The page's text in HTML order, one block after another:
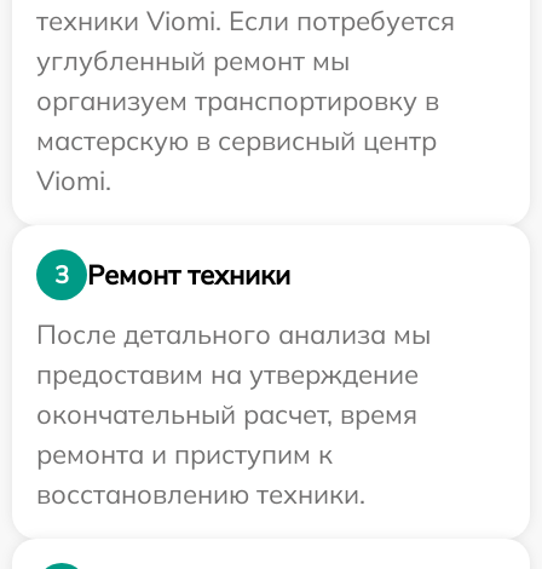
техники Viomi. Если потребуется
углубленный ремонт мы
организуем транспортировку в
мастерскую в сервисный центр
Viomi.
3
Ремонт техники
После детального анализа мы
предоставим на утверждение
окончательный расчет, время
ремонта и приступим к
восстановлению техники.